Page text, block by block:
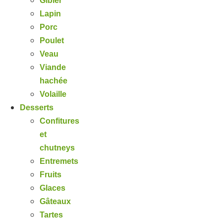
Lapin
Porc
Poulet
Veau
Viande
hachée
Volaille
Desserts
Confitures
et
chutneys
Entremets
Fruits
Glaces
Gâteaux
Tartes